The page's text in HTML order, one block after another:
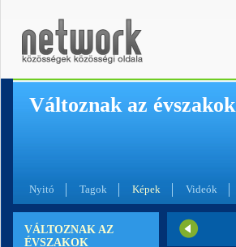
Változnak az évszakok
Nyitó Tagok Képek Videók
VÁLTOZNAK AZ
ÉVSZAKOK